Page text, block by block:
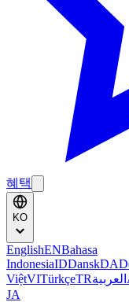
혜택
KO
EnglishENBahasa
IndonesiaIDDanskDA
ViệtVITürkçeTRالعربية
JA